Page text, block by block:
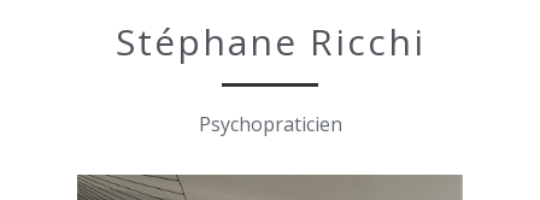
Stéphane Ricchi
Psychopraticien